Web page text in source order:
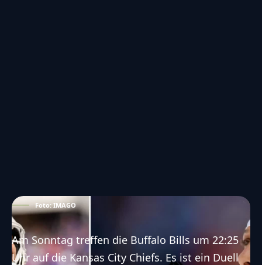
Foto: IMAGO
Am Sonntag treffen die Buffalo Bills um 22:25
Uhr auf die Kansas City Chiefs. Es ist ein Duell